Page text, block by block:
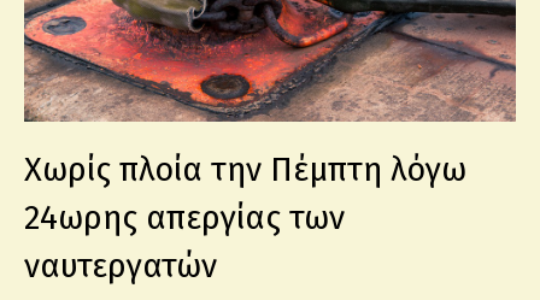
Χωρίς πλοία την Πέμπτη λόγω
24ωρης απεργίας των
ναυτεργατών